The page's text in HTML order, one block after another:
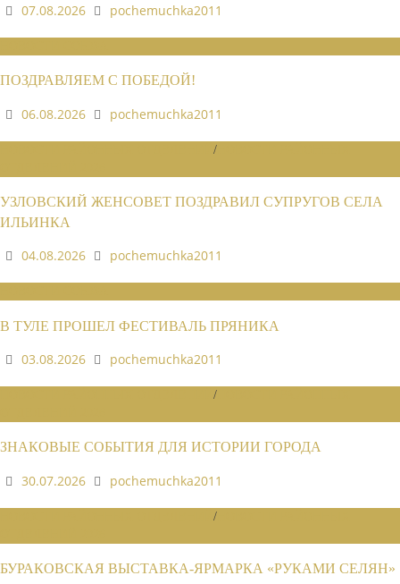
07.08.2026
pochemuchka2011
ПОЗДРАВЛЯЕМ С ПОБЕДОЙ!
06.08.2026
pochemuchka2011
/
УЗЛОВСКИЙ ЖЕНСОВЕТ ПОЗДРАВИЛ СУПРУГОВ СЕЛА
ИЛЬИНКА
04.08.2026
pochemuchka2011
В ТУЛЕ ПРОШЕЛ ФЕСТИВАЛЬ ПРЯНИКА
03.08.2026
pochemuchka2011
/
ЗНАКОВЫЕ СОБЫТИЯ ДЛЯ ИСТОРИИ ГОРОДА
30.07.2026
pochemuchka2011
/
БУРАКОВСКАЯ ВЫСТАВКА-ЯРМАРКА «РУКАМИ СЕЛЯН»